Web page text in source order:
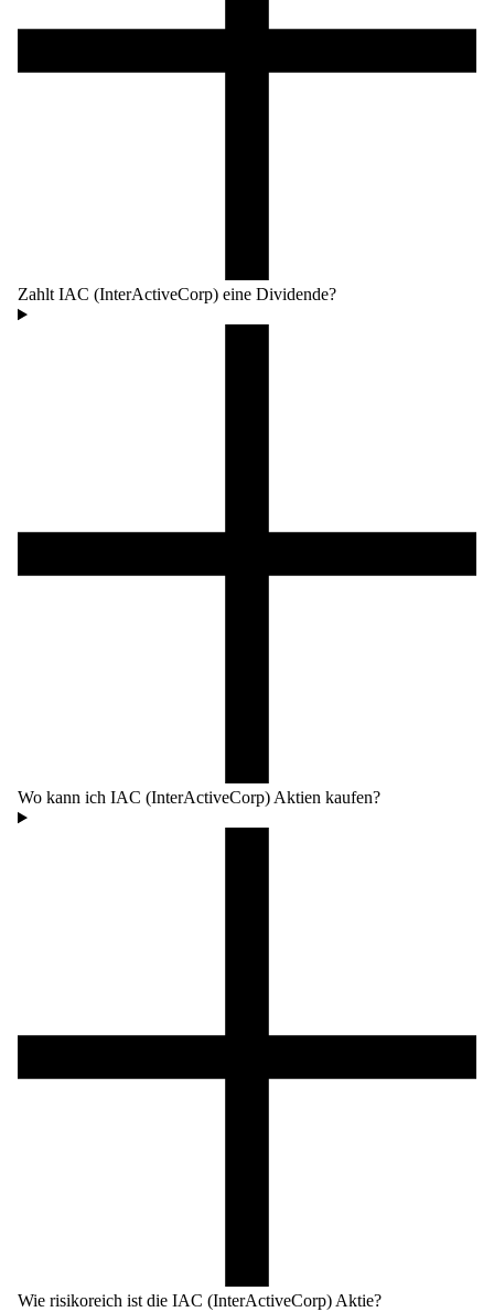
Zahlt IAC (InterActiveCorp) eine Dividende?
Wo kann ich IAC (InterActiveCorp) Aktien kaufen?
Wie risikoreich ist die IAC (InterActiveCorp) Aktie?